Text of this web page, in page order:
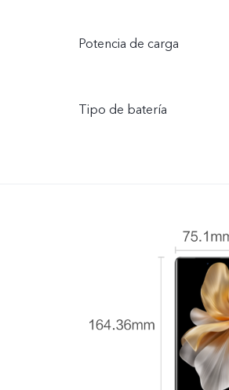
Potencia de carga
Tipo de batería